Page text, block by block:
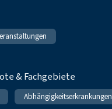
& Fachgebiete
Abhängigkeitserkrankungen